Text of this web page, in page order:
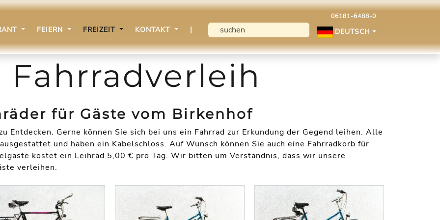
06181-6488-0
FEIERN FREIZEIT KONTAKT | DEUTSCH
Fahrradverleih
für Gäste vom Birkenhof
Entdecken. Gerne können Sie sich bei uns ein Fahrrad zur Erkundung der Gegend leihen. Alle
und haben ein Kabelschloss. Auf Wunsch können Sie auch eine Fahrradkorb für
kostet ein Leihrad 5,00 € pro Tag. Wir bitten um Verständnis, dass wir unsere
verleihen.